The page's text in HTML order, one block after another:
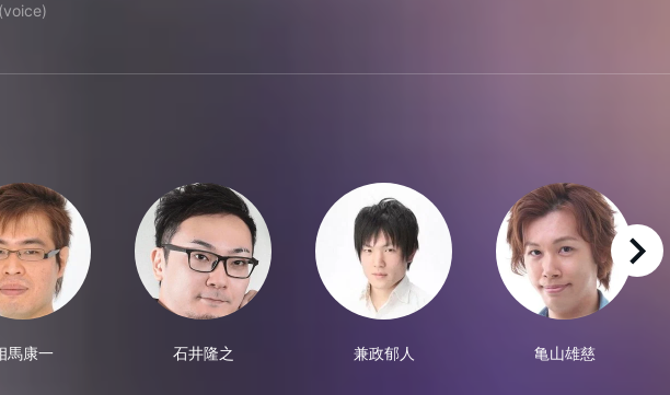
(voice)
馬康一 石井隆之 兼政郁人 亀山雄慈
right